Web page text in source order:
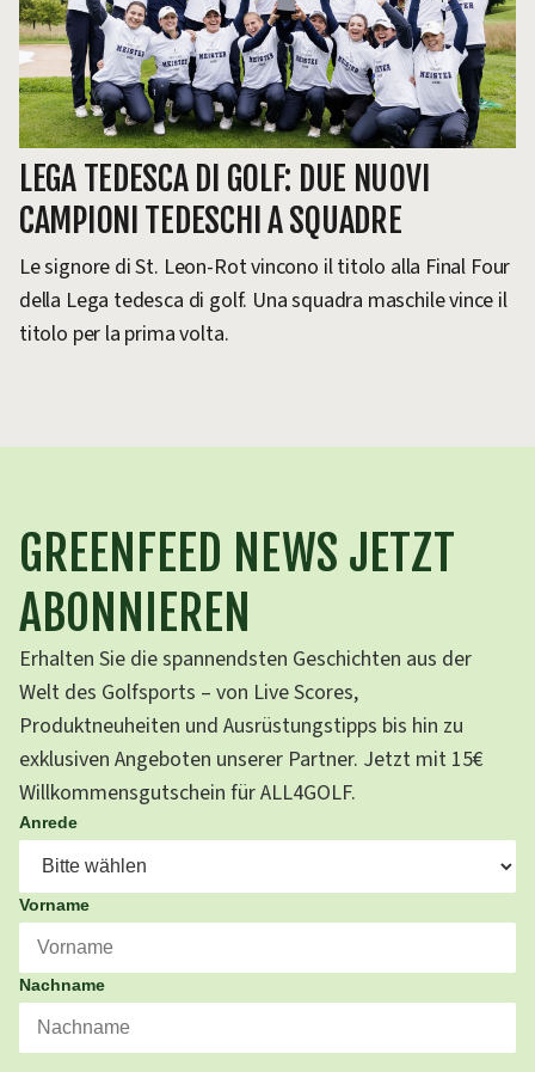
LEGA TEDESCA DI GOLF: DUE NUOVI
CAMPIONI TEDESCHI A SQUADRE
Le signore di St. Leon-Rot vincono il titolo alla Final Four
della Lega tedesca di golf. Una squadra maschile vince il
titolo per la prima volta.
GREENFEED NEWS JETZT
ABONNIEREN
Erhalten Sie die spannendsten Geschichten aus der
Welt des Golfsports – von Live Scores,
Produktneuheiten und Ausrüstungstipps bis hin zu
exklusiven Angeboten unserer Partner. Jetzt mit 15€
Willkommensgutschein für ALL4GOLF.
Anrede
Vorname
Nachname